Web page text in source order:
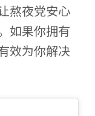
熬夜党安心
如果你拥有
效为你解决